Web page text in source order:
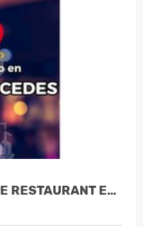
FONDO DE COMERCIO DE RESTAURANT EN L…